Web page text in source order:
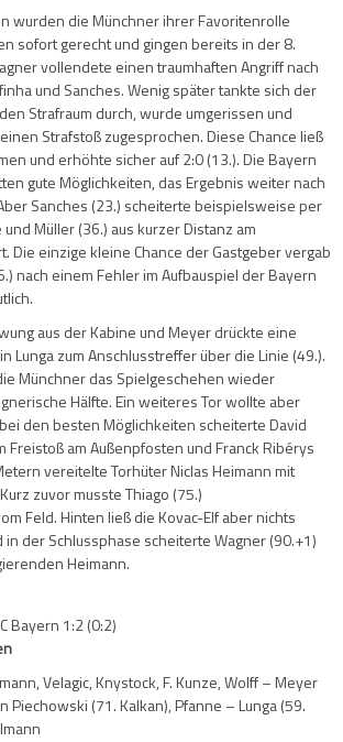
wurden die Münchner ihrer Favoritenrolle
sofort gerecht und gingen bereits in der 8.
vollendete einen traumhaften Angriff nach
und Sanches. Wenig später tankte sich der
Strafraum durch, wurde umgerissen und
Strafstoß zugesprochen. Diese Chance ließ
und erhöhte sicher auf 2:0 (13.). Die Bayern
gute Möglichkeiten, das Ergebnis weiter nach
Sanches (23.) scheiterte beispielsweise per
Müller (36.) aus kurzer Distanz am
Die einzige kleine Chance der Gastgeber vergab
nach einem Fehler im Aufbauspiel der Bayern
aus der Kabine und Meyer drückte eine
Lunga zum Anschlusstreffer über die Linie (49.).
Münchner das Spielgeschehen wieder
Hälfte. Ein weiteres Tor wollte aber
den besten Möglichkeiten scheiterte David
Freistoß am Außenpfosten und Franck Ribérys
vereitelte Torhüter Niclas Heimann mit
zuvor musste Thiago (75.)
Feld. Hinten ließ die Kovac-Elf aber nichts
der Schlussphase scheiterte Wagner (90.+1)
Heimann.
Bayern 1:2 (0:2)
Velagic, Knystock, F. Kunze, Wolff – Meyer
Piechowski (71. Kalkan), Pfanne – Lunga (59.